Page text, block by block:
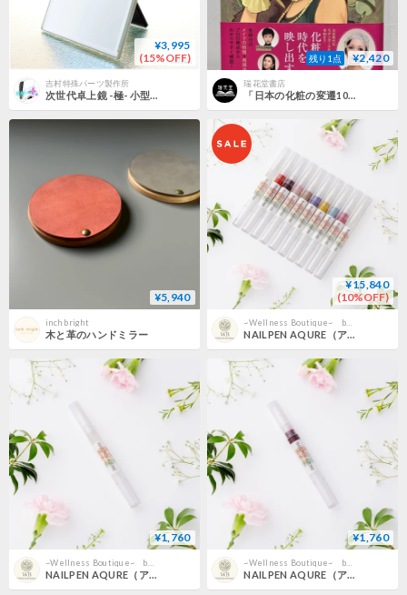
¥3,995
(15%OFF)
吉村特殊パーツ製作所
次世代卓上鏡 -極- 小型仕様【素肌がそのまま映る世界最高峰の高透明鏡・白フレーム】メイク専用鏡
残り1点 ¥2,420
瑞花堂書店
「日本の化粧の変遷100年」
¥5,940
inch bright
木と革のハンドミラー
¥15,840
(10%OFF)
~Wellness Boutique~ byWiiB
NAILPEN AQURE（アキュレ）《お買い得》10本セット
¥1,760
NAILPEN AQURE（アキュレ）ベース＆トップ
¥1,760
~Wellness Boutique~ byWiiB